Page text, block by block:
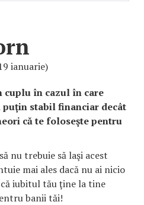
ianuarie)
cuplu în cazul în care
stabil financiar decât
că te foloseşte pentru
nu trebuie să laşi acest
mai ales dacă nu ai nicio
iubitul tău ţine la tine
banii tăi!